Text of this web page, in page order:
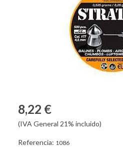
8,22 €
(IVA General 21% incluido)
Referencia: 1086